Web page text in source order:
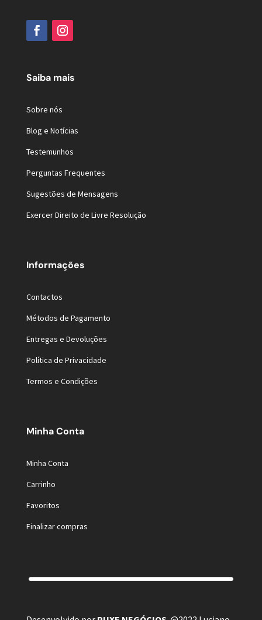
Saiba mais
Sobre nós
Blog e Notícias
Testemunhos
Perguntas Frequentes
Sugestões de Mensagens
Exercer Direito de Livre Resolução
Informações
Contactos
Métodos de Pagamento
Entregas e Devoluções
Política de Privacidade
Termos e Condições
Minha Conta
Minha Conta
Carrinho
Favoritos
Finalizar compras